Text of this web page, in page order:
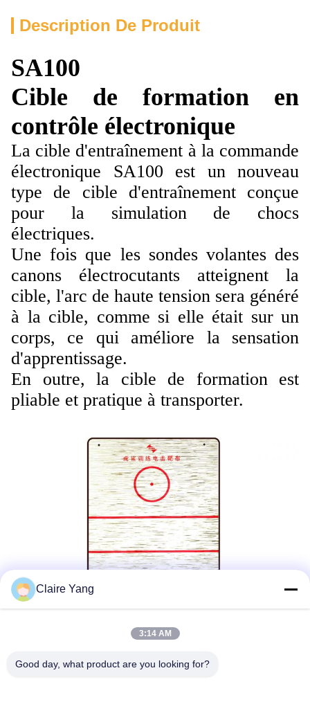
Description De Produit
SA100
Cible de formation en
contrôle électronique
La cible d'entraînement à la commande
électronique SA100 est un nouveau
type de cible d'entraînement conçue
pour la simulation de chocs
électriques.
Une fois que les sondes volantes des
canons électrocutants atteignent la
cible, l'arc de haute tension sera généré
à la cible, comme si elle était sur un
corps, ce qui améliore la sensation
d'apprentissage.
En outre, la cible de formation est
pliable et pratique à transporter.
Claire Yang
3:14 AM
Good day, what product are you looking for?